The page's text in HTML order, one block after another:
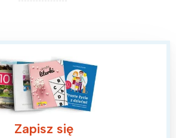
Zapisz się